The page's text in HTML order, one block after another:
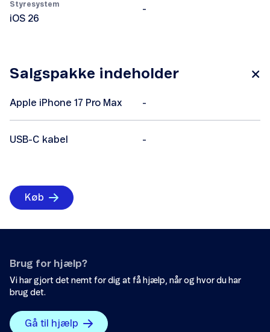
Styresystem
iOS 26
-
Salgspakke indeholder
Apple iPhone 17 Pro Max -
USB-C kabel -
Køb
Brug for hjælp?
Vi har gjort det nemt for dig at få hjælp, når og hvor du har
brug det.
Gå til hjælp